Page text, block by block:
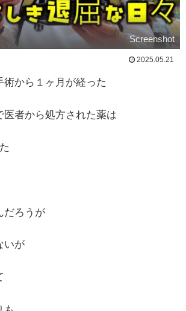
Screenshot
2025.05.21
術から１ヶ月が経った
医者から処方された薬は
だろうが
いが